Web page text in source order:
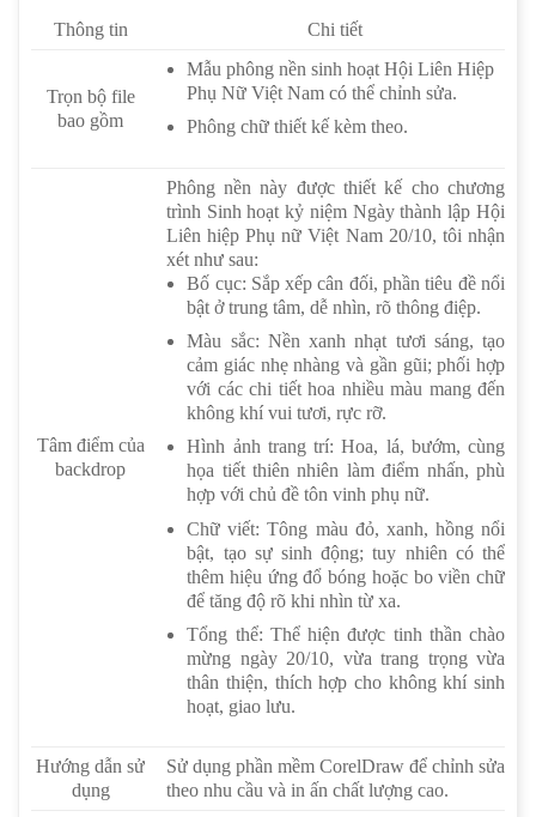
Thông tin Chi tiết
Trọn bộ file
bao gồm
Mẫu phông nền sinh hoạt Hội Liên Hiệp
Phụ Nữ Việt Nam có thể chỉnh sửa.
Phông chữ thiết kế kèm theo.
Tâm điểm của
backdrop
Phông nền này được thiết kế cho chương
trình Sinh hoạt kỷ niệm Ngày thành lập Hội
Liên hiệp Phụ nữ Việt Nam 20/10, tôi nhận
xét như sau:
Bố cục: Sắp xếp cân đối, phần tiêu đề nổi
bật ở trung tâm, dễ nhìn, rõ thông điệp.
Màu sắc: Nền xanh nhạt tươi sáng, tạo
cảm giác nhẹ nhàng và gần gũi; phối hợp
với các chi tiết hoa nhiều màu mang đến
không khí vui tươi, rực rỡ.
Hình ảnh trang trí: Hoa, lá, bướm, cùng
họa tiết thiên nhiên làm điểm nhấn, phù
hợp với chủ đề tôn vinh phụ nữ.
Chữ viết: Tông màu đỏ, xanh, hồng nổi
bật, tạo sự sinh động; tuy nhiên có thể
thêm hiệu ứng đổ bóng hoặc bo viền chữ
để tăng độ rõ khi nhìn từ xa.
Tổng thể: Thể hiện được tinh thần chào
mừng ngày 20/10, vừa trang trọng vừa
thân thiện, thích hợp cho không khí sinh
hoạt, giao lưu.
Hướng dẫn sử
dụng
Sử dụng phần mềm CorelDraw để chỉnh sửa
theo nhu cầu và in ấn chất lượng cao.